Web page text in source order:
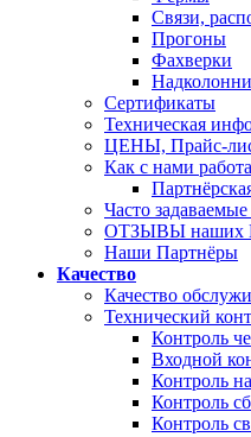
Связи,
Прогоны
Фахверки
Сертификаты
Техническая
ЦЕНЫ, Прайс-
Как с нами
Часто
ОТЗЫВЫ наших
Наши Партнёры
Качество
Качество
Технический
Контроль
Входной
Контроль
Контроль
Контроль